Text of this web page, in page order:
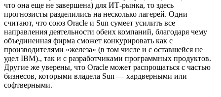
что она еще не завершена) для ИТ-рынка, то здесь
прогнозисты разделились на несколько лагерей. Одни
считают, что союз Oracle и Sun сумеет усилить все
направления деятельности обеих компаний, благодаря чему
объединенная фирма сможет конкурировать как с
производителями «железа» (в том числе и с оставшейся не
удел IBM)., так и с разработчиками программных продуктов.
Другие же уверены, что Oracle может распрощаться с частью
бизнесов, которыми владела Sun — хардверными или
софтверными.